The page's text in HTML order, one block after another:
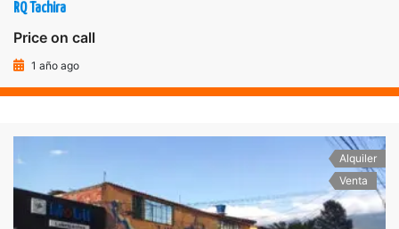
RQ Tachira
Price on call
1 año ago
Alquiler
Venta